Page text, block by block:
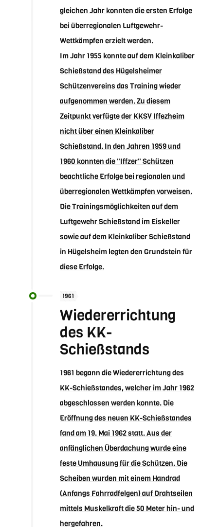
gleichen Jahr konnten die ersten Erfolge
bei überregionalen Luftgewehr-
Wettkämpfen erzielt werden.
Im Jahr 1955 konnte auf dem Kleinkaliber
Schießstand des Hügelsheimer
Schützenvereins das Training wieder
aufgenommen werden. Zu diesem
Zeitpunkt verfügte der KKSV Iffezheim
nicht über einen Kleinkaliber
Schießstand. In den Jahren 1959 und
1960 konnten die "Iffzer" Schützen
beachtliche Erfolge bei regionalen und
überregionalen Wettkämpfen vorweisen.
Die Trainingsmöglichkeiten auf dem
Luftgewehr Schießstand im Eiskeller
sowie auf dem Kleinkaliber Schießstand
in Hügelsheim legten den Grundstein für
diese Erfolge.
1961
Wiedererrichtung
des KK-
Schießstands
1961 begann die Wiedererrichtung des
KK-Schießstandes, welcher im Jahr 1962
abgeschlossen werden konnte. Die
Eröffnung des neuen KK-Schießstandes
fand am 19. Mai 1962 statt. Aus der
anfänglichen Überdachung wurde eine
feste Umhausung für die Schützen. Die
Scheiben wurden mit einem Handrad
(Anfangs Fahrradfelgen) auf Drahtseilen
mittels Muskelkraft die 50 Meter hin- und
hergefahren.